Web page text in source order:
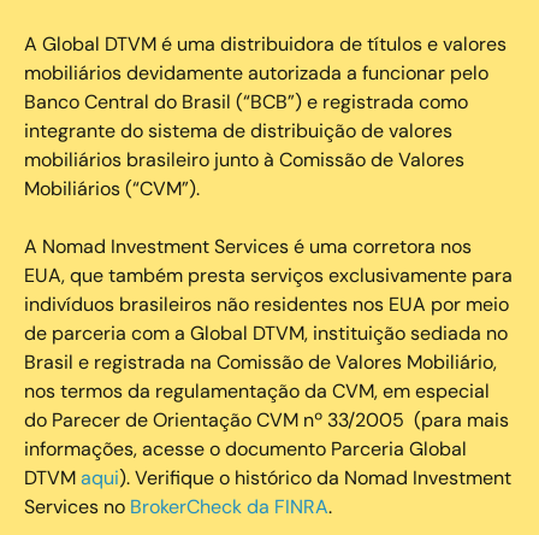
A Global DTVM é uma distribuidora de títulos e valores
mobiliários devidamente autorizada a funcionar pelo
Banco Central do Brasil (“BCB”) e registrada como
integrante do sistema de distribuição de valores
mobiliários brasileiro junto à Comissão de Valores
Mobiliários (“CVM”).
‍A Nomad Investment Services é uma corretora nos
EUA, que também presta serviços exclusivamente para
indivíduos brasileiros não residentes nos EUA por meio
de parceria com a Global DTVM, instituição sediada no
Brasil e registrada na Comissão de Valores Mobiliário,
nos termos da regulamentação da CVM, em especial
do Parecer de Orientação CVM nº 33/2005 (para mais
informações, acesse o documento Parceria Global
DTVMaqui). Verifique o histórico da Nomad Investment
Services no BrokerCheck da FINRA.